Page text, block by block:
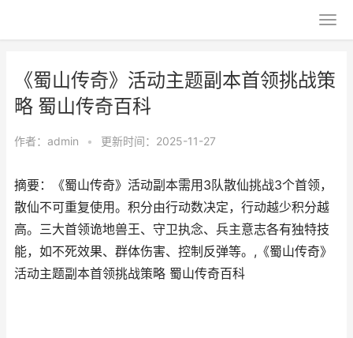
《蜀山传奇》活动主题副本首领挑战策
略 蜀山传奇百科
作者： admin • 更新时间：2025-11-27
摘要：《蜀山传奇》活动副本需用3队散仙挑战3个首领，
散仙不可重复使用。积分由行动数决定，行动越少积分越
高。三大首领诡地兽王、守卫执念、兵主意志各有独特技
能，如不死效果、群体伤害、控制反弹等。,《蜀山传奇》
活动主题副本首领挑战策略 蜀山传奇百科